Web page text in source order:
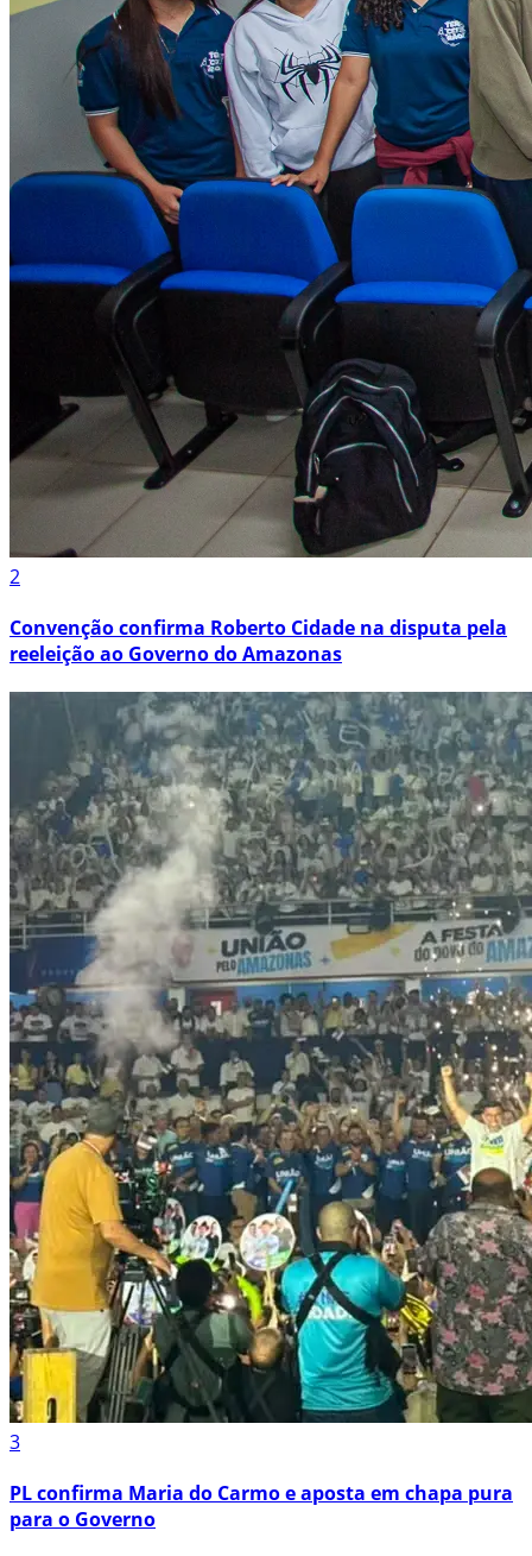
2
Convenção confirma Roberto Cidade na disputa pela
reeleição ao Governo do Amazonas
3
PL confirma Maria do Carmo e aposta em chapa pura
para o Governo